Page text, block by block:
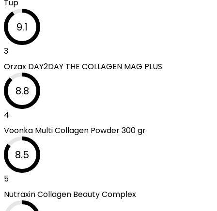
Tüp
9.1
3
Orzax DAY2DAY THE COLLAGEN MAG PLUS
8.8
4
Voonka Multi Collagen Powder 300 gr
8.5
5
Nutraxin Collagen Beauty Complex